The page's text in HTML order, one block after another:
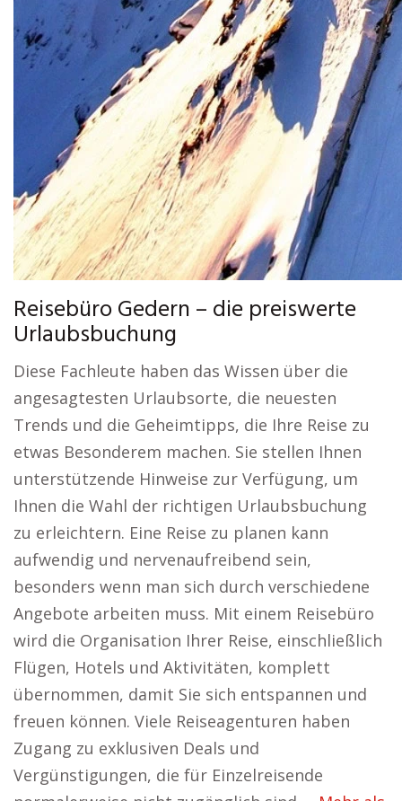
Reisebüro Gedern – die preiswerte
Urlaubsbuchung
Diese Fachleute haben das Wissen über die
angesagtesten Urlaubsorte, die neuesten
Trends und die Geheimtipps, die Ihre Reise zu
etwas Besonderem machen. Sie stellen Ihnen
unterstützende Hinweise zur Verfügung, um
Ihnen die Wahl der richtigen Urlaubsbuchung
zu erleichtern. Eine Reise zu planen kann
aufwendig und nervenaufreibend sein,
besonders wenn man sich durch verschiedene
Angebote arbeiten muss. Mit einem Reisebüro
wird die Organisation Ihrer Reise, einschließlich
Flügen, Hotels und Aktivitäten, komplett
übernommen, damit Sie sich entspannen und
freuen können. Viele Reiseagenturen haben
Zugang zu exklusiven Deals und
Vergünstigungen, die für Einzelreisende